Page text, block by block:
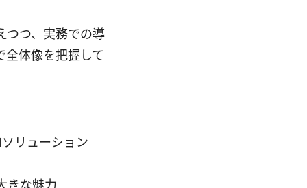
つつ、実務での導
全体像を把握して
リューション
きな魅力